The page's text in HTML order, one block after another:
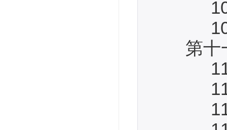
10.2
10.3
第十一
11.1
11.2
11.3